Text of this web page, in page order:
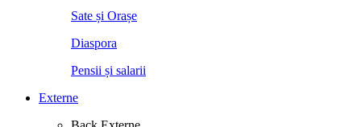
Sate și Orașe
Diaspora
Pensii și salarii
Externe